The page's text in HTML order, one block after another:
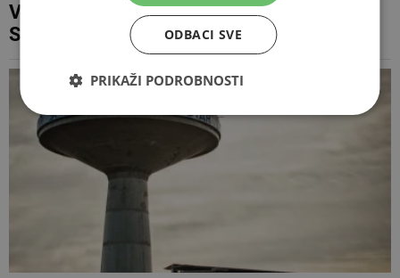
Vlada FBiH imenovala predstavnika za
Skupštinu AluminijaODBACI SVE
PRIKAŽI PODROBNOSTI